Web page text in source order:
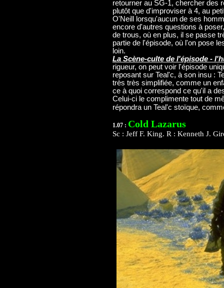
retourner au SG-1, chercher des
plutôt que d'improviser à 4, au
O'Neill lorsqu'aucun de ses
encore d'autres questions à
de trous, où en plus, il se passe
partie de l'épisode, où l'on pose
loin.
La Scène-culte de l'épisode -
rigueur, on peut voir l'épisode
reposant sur Teal'c, à son insu :
très très simplifiée, comme un
ce à quoi correspond ce qu'il a
Celui-ci le complimente tout de
répondra un Teal'c stoïque,
1.07 : Cold Lazarus
Sc : Jeff F. King. R : Kenneth J.